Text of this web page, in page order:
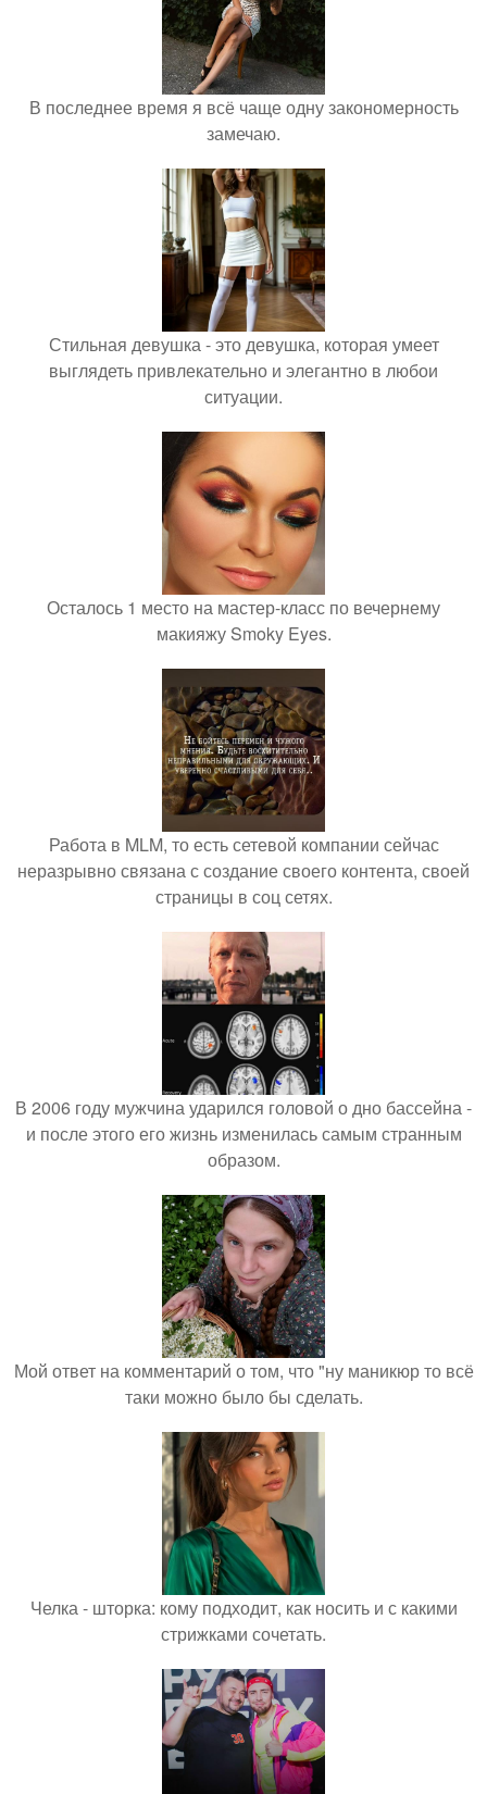
В последнее время я всё чаще одну закономерность
замечаю.
Стильная девушка - это девушка, которая умеет
выглядеть привлекательно и элегантно в любои
ситуации.
Осталось 1 место на мастер-класс по вечернему
макияжу Smoky Eyes.
Работа в MLM, то есть сетевой компании сейчас
неразрывно связана с создание своего контента, своей
страницы в соц сетях.
В 2006 году мужчина ударился головой о дно бассейна -
и после этого его жизнь изменилась самым странным
образом.
Мой ответ на комментарий о том, что "ну маникюр то всё
таки можно было бы сделать.
Челка - шторка: кому подходит, как носить и с какими
стрижками сочетать.